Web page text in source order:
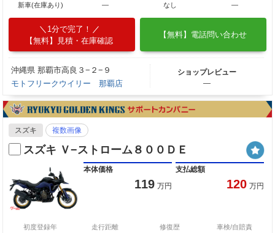
新車(在庫あり)
―
なし
―
1分で完了！
【無料】見積・在庫確認
【無料】電話問い合わせ
沖縄県 那覇市高良３−２−９
モトフリークウイリー 那覇店
ショップレビュー
―
スズキ 複数画像
スズキ Ｖ−ストローム８００ＤＥ
本体価格
119 万円
支払総額
120 万円
初度登録年
走行距離
修復歴
車検/自賠責